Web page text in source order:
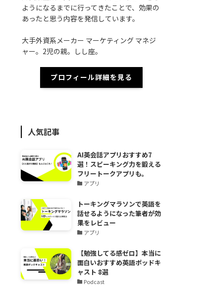
ようになるまでに行ってきたことで、効果の
あったと思う内容を発信しています。
大手外資系メーカー マーケティング マネジ
ャー。2児の親。しし座。
プロフィール詳細を見る
人気記事
AI英会話アプリおすすめ7
選！スピーキング力を鍛える
フリートークアプリも。
アプリ
トーキングマラソンで英語を
話せるようになった筆者が効
果をレビュー
アプリ
【勉強してる感ゼロ】本当に
面白いおすすめ英語ポッドキ
ャスト 8選
Podcast